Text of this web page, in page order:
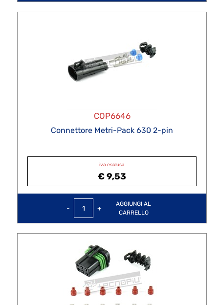
COP6646
Connettore Metri-Pack 630 2-pin
iva esclusa
€ 9,53
QuantitàAGGIUNGI AL
CARRELLO